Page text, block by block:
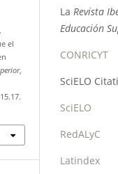
el
,
La Revista
Educación
CONRICYT
SciELO
SciELO
RedALyC
Latindex